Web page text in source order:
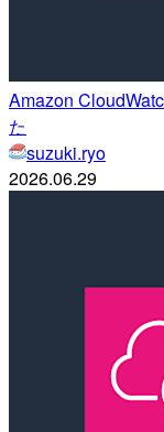
Amazon
た
suzuki.ryo
2026.06.29